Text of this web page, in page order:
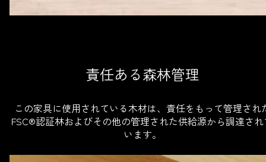
責任ある森林管理
この家具に使用されている木材は、責任をもって管理され
FSC®認証林およびその他の管理された供給源から調達さ
います。